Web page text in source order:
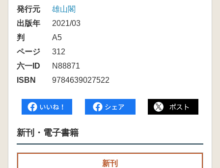
発行元
雄山閣
出版年
2021/03
判
A5
ページ
312
六一ID
N88871
ISBN
9784639027522
新刊・電子書籍
新刊